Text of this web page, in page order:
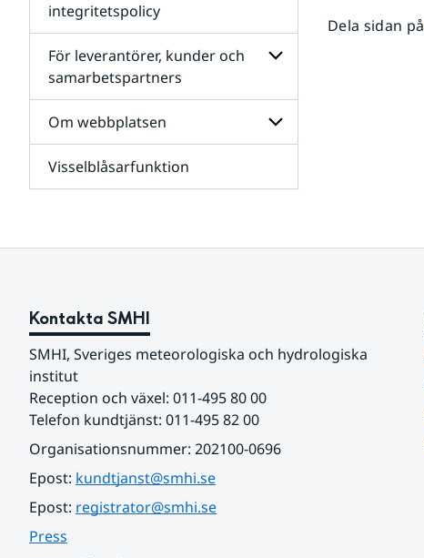
integritetspolicy
För leverantörer, kunder och
samarbetspartners
Undersidor
för
och
Om webbplatsen
för
Visselblåsarfunktion
Dela sidan på
Kontakta SMHI
SMHI, Sveriges meteorologiska och hydrologiska
institut
Reception och växel: 011-495 80 00
Telefon kundtjänst: 011-495 82 00
Organisationsnummer: 202100-0696
Epost: kundtjanst@smhi.se
Epost: registrator@smhi.se
Press